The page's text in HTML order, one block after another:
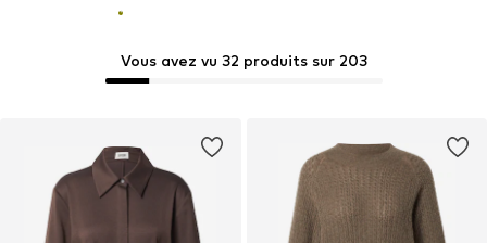
Vous avez vu 32 produits sur 203